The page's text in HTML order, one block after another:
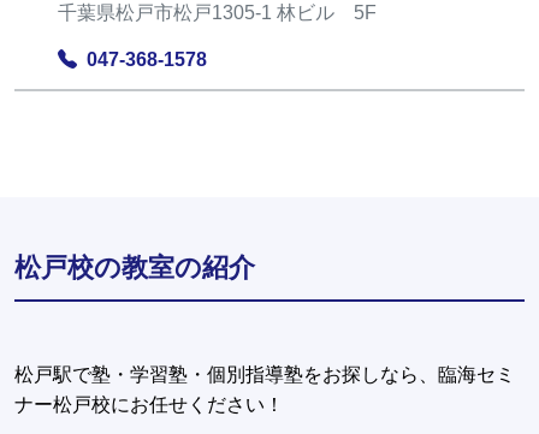
千葉県松戸市松戸1305-1 林ビル 5F
047-368-1578
松戸校の教室の紹介
松戸駅で塾・学習塾・個別指導塾をお探しなら、臨海セミ
ナー松戸校にお任せください！